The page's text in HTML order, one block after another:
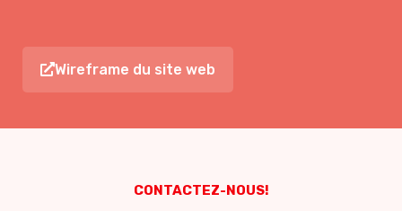
Wireframe du site web
CONTACTEZ-NOUS!